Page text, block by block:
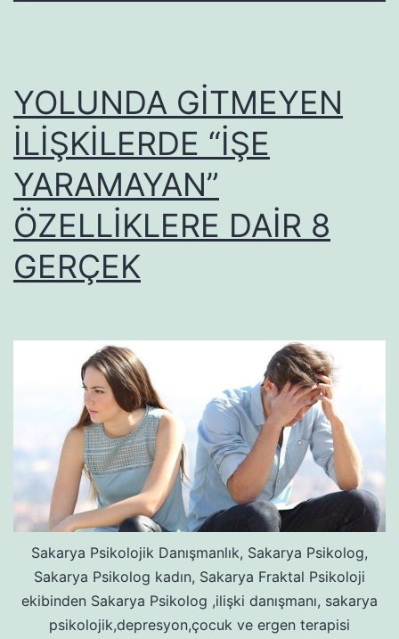
YOLUNDA GİTMEYEN
İLİŞKİLERDE “İŞE
YARAMAYAN”
ÖZELLİKLERE DAİR 8
GERÇEK
Sakarya Psikolojik Danışmanlık, Sakarya Psikolog,
Sakarya Psikolog kadın, Sakarya Fraktal Psikoloji
ekibinden Sakarya Psikolog ,ilişki danışmanı, sakarya
psikolojik,depresyon,çocuk ve ergen terapisi